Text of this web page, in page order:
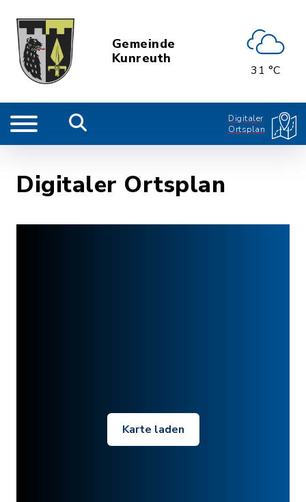
Gemeinde
Kunreuth
31 °C
Digitaler
Ortsplan
Digitaler Ortsplan
Karte laden